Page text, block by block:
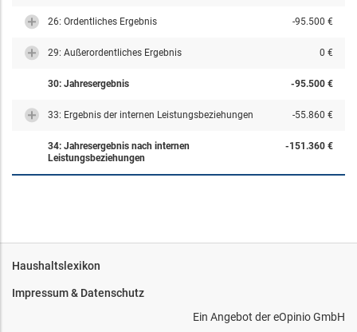
26: Ordentliches Ergebnis -95.500 €
29: Außerordentliches Ergebnis 0 €
30: Jahresergebnis -95.500 €
33: Ergebnis der internen Leistungsbeziehungen -55.860 €
34: Jahresergebnis nach internen
Leistungsbeziehungen
-151.360 €
Haushaltslexikon
Impressum & Datenschutz
Ein Angebot dereOpinio GmbH